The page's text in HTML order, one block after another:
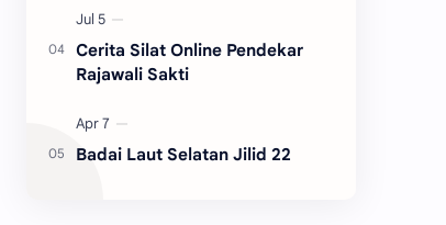
Cerita Silat Online Pendekar
Rajawali Sakti
Badai Laut Selatan Jilid 22